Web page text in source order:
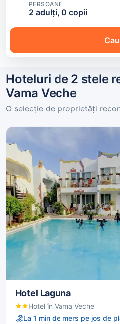
PERSOANE
2 adulți, 0 copii
Hoteluri de 2 stele
Vama Veche
O selecție de proprietăți
Hotel Laguna
Hotel în Vama Veche
La 1 min de mers pe jos de